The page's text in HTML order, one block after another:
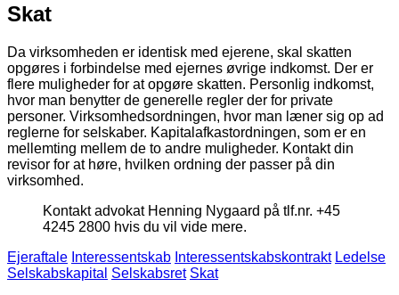
Skat
Da virksomheden er identisk med ejerene, skal skatten
opgøres i forbindelse med ejernes øvrige indkomst. Der er
flere muligheder for at opgøre skatten. Personlig indkomst,
hvor man benytter de generelle regler der for private
personer. Virksomhedsordningen, hvor man læner sig op ad
reglerne for selskaber. Kapitalafkastordningen, som er en
mellemting mellem de to andre muligheder. Kontakt din
revisor for at høre, hvilken ordning der passer på din
virksomhed.
Kontakt advokat Henning Nygaard på tlf.nr. +45
4245 2800 hvis du vil vide mere.
Ejeraftale Interessentskab Interessentskabskontrakt Ledelse
Selskabskapital Selskabsret Skat